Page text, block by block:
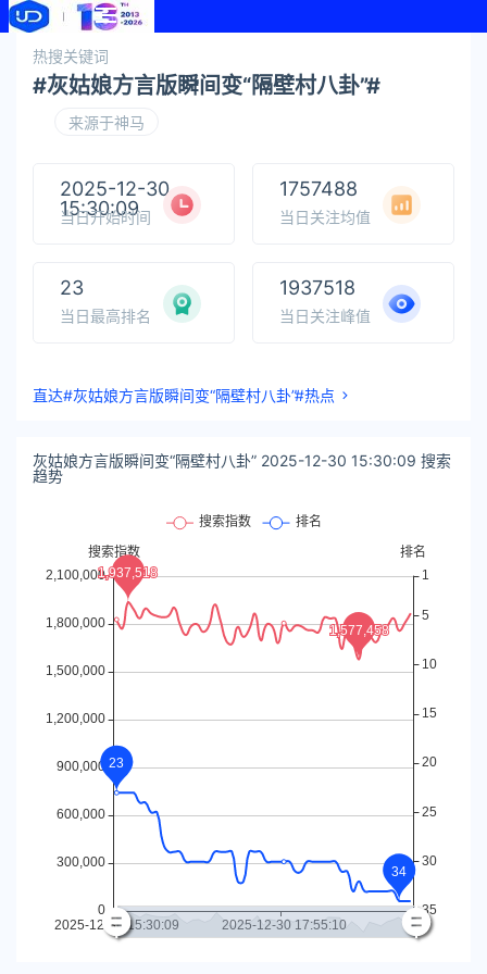
热搜关键词
#灰姑娘方言版瞬间变“隔壁村八卦”#
来源于神马
2025-12-30
15:30:09
当日开始时间
1757488
当日关注均值
23
当日最高排名
1937518
当日关注峰值
直达#灰姑娘方言版瞬间变“隔壁村八卦”#热点
灰姑娘方言版瞬间变“隔壁村八卦” 2025-12-30 15:30:09 搜索
趋势